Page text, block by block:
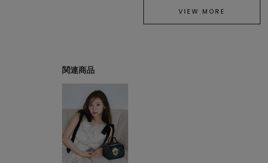
VIEW MORE
関連商品